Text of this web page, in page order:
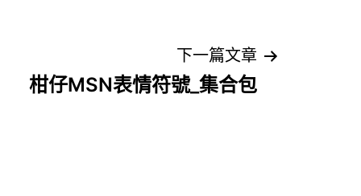
下一篇文章
柑仔MSN表情符號_集合包